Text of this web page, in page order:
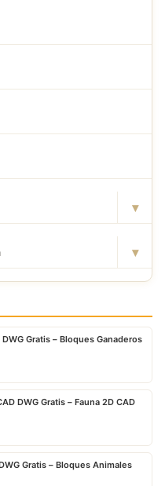
▾
▾
Gratis – Bloques Ganaderos
DWG Gratis – Fauna 2D CAD
Gratis – Bloques Animales